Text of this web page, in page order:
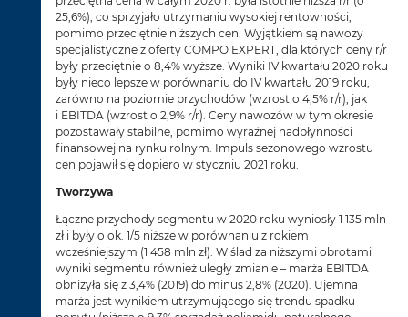
25,6%), co sprzyjało utrzymaniu wysokiej rentowności,
pomimo przeciętnie niższych cen. Wyjątkiem są nawozy
specjalistyczne z oferty COMPO EXPERT, dla których ceny r/r
były przeciętnie o 8,4% wyższe. Wyniki IV kwartału 2020 roku
były nieco lepsze w porównaniu do IV kwartału 2019 roku,
zarówno na poziomie przychodów (wzrost o 4,5% r/r), jak
i EBITDA (wzrost o 2,9% r/r). Ceny nawozów w tym okresie
pozostawały stabilne, pomimo wyraźnej nadpłynności
finansowej na rynku rolnym. Impuls sezonowego wzrostu
cen pojawił się dopiero w styczniu 2021 roku.
Tworzywa
Łączne przychody segmentu w 2020 roku wyniosły 1 135 mln
zł i były o ok. 1/5 niższe w porównaniu z rokiem
wcześniejszym (1 458 mln zł). W ślad za niższymi obrotami
wyniki segmentu również uległy zmianie – marża EBITDA
obniżyła się z 3,4% (2019) do minus 2,8% (2020). Ujemna
marża jest wynikiem utrzymującego się trendu spadku